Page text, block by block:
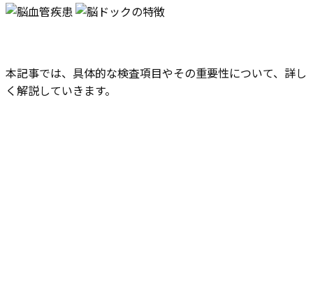
本記事では、具体的な検査項目やその重要性について、詳し
く解説していきます。